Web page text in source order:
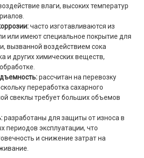
влаги, высоких температур
часто изготавливаются из
или имеют специальное покрытие для
вызванной воздействием сока
и других химических веществ,
рассчитан на перевозку
переработка сахарного
свеклы требует больших объемов
разработаны для защиты от износа в
периодов эксплуатации, что
и снижение затрат на